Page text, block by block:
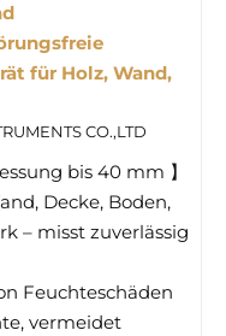
für Holz, Wand,
CO.,LTD
bis 40 mm 】
Decke, Boden,
– misst zuverlässig
Feuchteschäden
vermeidet